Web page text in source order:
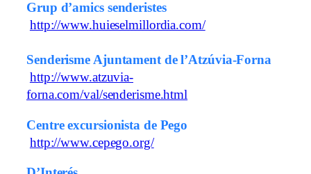
Grup d’amics senderistes
http://www.huieselmillordia.com/
Senderisme Ajuntament de l’Atzúvia-Forna
http://www.atzuvia-
forna.com/val/senderisme.html
Centre excursionista de Pego
http://www.cepego.org/